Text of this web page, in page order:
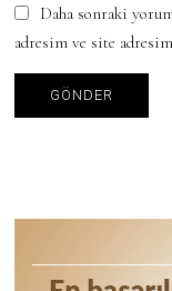
Daha sonraki
adresim ve site